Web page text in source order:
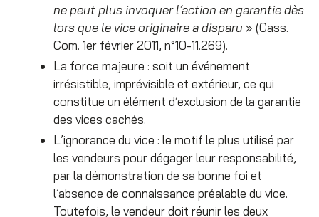
ne peut plus invoquer l’action en garantie dès
lors que le vice originaire a disparu » (Cass.
Com. 1er février 2011, n°10-11.269).
La force majeure : soit un événement
irrésistible, imprévisible et extérieur, ce qui
constitue un élément d’exclusion de la garantie
des vices cachés.
L’ignorance du vice : le motif le plus utilisé par
les vendeurs pour dégager leur responsabilité,
par la démonstration de sa bonne foi et
l’absence de connaissance préalable du vice.
Toutefois, le vendeur doit réunir les deux